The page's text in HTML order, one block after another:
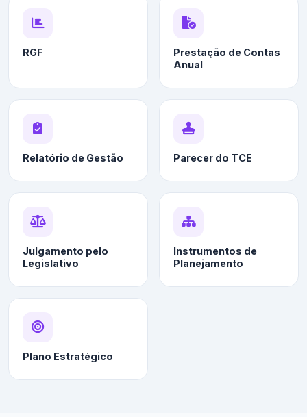
RGF
Prestação de Contas
Anual
Relatório de Gestão Parecer do TCE
Julgamento pelo
Legislativo
Instrumentos de
Planejamento
Plano Estratégico